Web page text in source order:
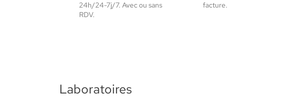
24h/24-7j/7. Avec ou sans
RDV.
facture.
Laboratoires